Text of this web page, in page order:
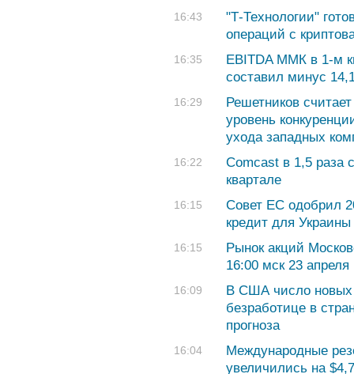
16:43
"Т-Технологии"
операций с
16:35
EBITDA ММК в 1-м
составил минус
16:29
Решетников
уровень
ухода западных
16:22
Comcast в 1,5 раза
квартале
16:15
Совет ЕС одобрил
кредит для Украины
16:15
Рынок акций
16:00 мск 23 апреля
16:09
В США число новых
безработице в
прогноза
16:04
Международные
увеличились на